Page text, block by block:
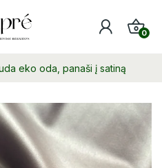
0
eko oda, panaši į satiną